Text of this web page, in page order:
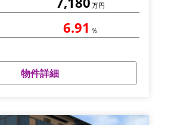
万円
6.91 ％
物件詳細